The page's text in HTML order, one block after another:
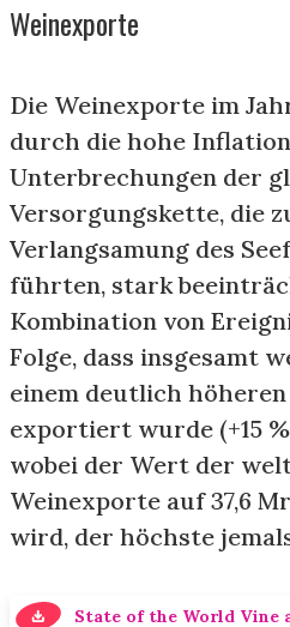
Weinexporte
Die Weinexporte im
durch die hohe
Unterbrechungen der
Versorgungskette, die
Verlangsamung des
führten, stark
Kombination von
Folge, dass insgesamt
einem deutlich
exportiert wurde (+15 %
wobei der Wert der
Weinexporte auf 37,6
wird, der höchste
State of the World Vine